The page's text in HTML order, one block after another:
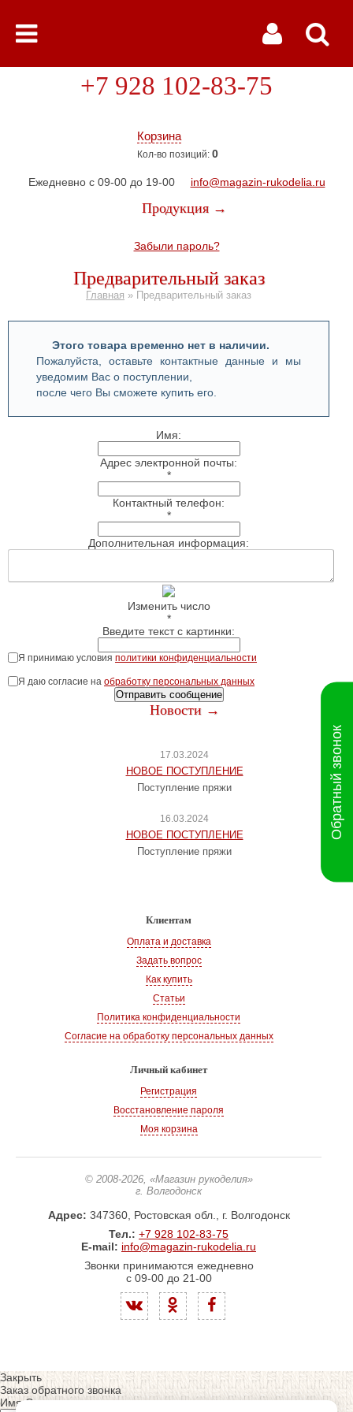
Корзина
Кол-во позиций: 0
+7 928 102-83-75
Ежедневно с 09-00 до 19-00 info@magazin-rukodelia.ru
Продукция →
Забыли пароль?
Предварительный заказ
Главная » Предварительный заказ
Этого товара временно нет в наличии.
Пожалуйста, оставьте контактные данные и мы
уведомим Вас о поступлении,
после чего Вы сможете купить его.
Имя:
Адрес электронной почты:
*
Контактный телефон:
*
Дополнительная информация:
Изменить число
*
Введите текст с картинки:
Я принимаю условия политики конфиденциальности
Я даю согласие на обработку персональных данных
Отправить сообщение
Новости →
17.03.2024
НОВОЕ ПОСТУПЛЕНИЕ
Поступление пряжи
16.03.2024
НОВОЕ ПОСТУПЛЕНИЕ
Поступление пряжи
Клиентам
Оплата и доставка
Задать вопрос
Как купить
Статьи
Политика конфиденциальности
Согласие на обработку персональных данных
Личный кабинет
Регистрация
Восстановление пароля
Моя корзина
© 2008-2026, «Магазин рукоделия»
г. Волгодонск
Адрес: 347360, Ростовская обл., г. Волгодонск
Тел.: +7 928 102-83-75
E-mail: info@magazin-rukodelia.ru
Звонки принимаются ежедневно
с 09-00 до 21-00
Обратный звонок
Закрыть
Заказ обратного звонка
Имя Отчество: